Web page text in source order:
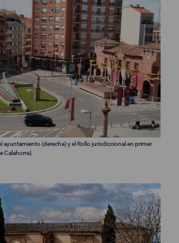
ayuntamiento (derecha) y el Rollo jurisdiccional en primer
Calahorra).